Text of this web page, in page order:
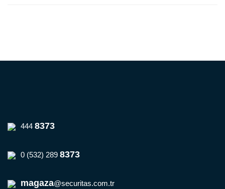
444 8373
0 (532) 289 8373
magaza@securitas.com.tr